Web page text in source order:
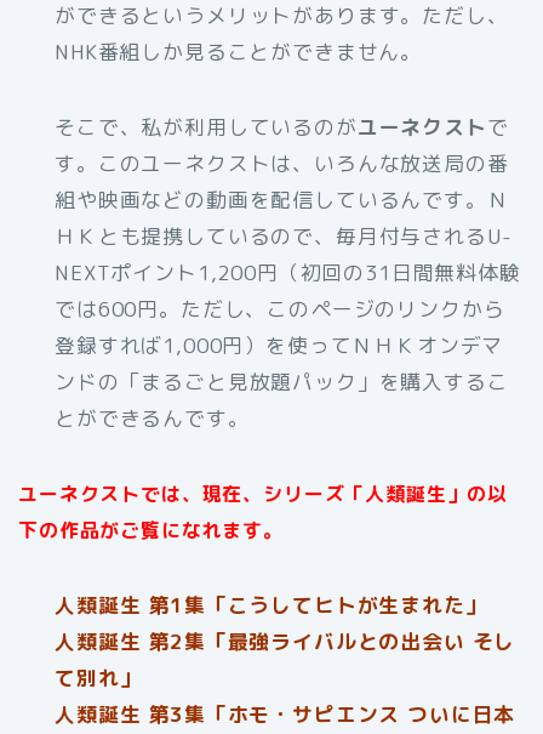
ができるというメリットがあります。ただし、
NHK番組しか見ることができません。
そこで、私が利用しているのがユーネクストで
す。このユーネクストは、いろんな放送局の番
組や映画などの動画を配信しているんです。Ｎ
ＨＫとも提携しているので、毎月付与されるU-
NEXTポイント1,200円（初回の31日間無料体験
では600円。ただし、このページのリンクから
登録すれば1,000円）を使ってＮＨＫオンデマ
ンドの「まるごと見放題パック」を購入するこ
とができるんです。
ユーネクストでは、現在、シリーズ「人類誕生」の以
下の作品がご覧になれます。
人類誕生 第1集「こうしてヒトが生まれた」
人類誕生 第2集「最強ライバルとの出会い そし
て別れ」
人類誕生 第3集「ホモ・サピエンス ついに日本